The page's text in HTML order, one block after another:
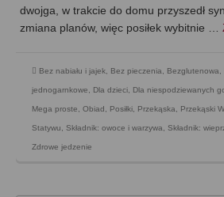
dwojga, w trakcie do domu przyszedł
zmiana planów, więc posiłek wybitnie …
Bez nabiału i jajek Bez pieczenia Bezglutenowa
jednogarnkowe Dla dzieci Dla niespodziewanych
Mega proste Obiad Posiłki Przekąska Przekąski
Statywu Składnik: owoce i warzywa Składnik:
Zdrowe jedzenie